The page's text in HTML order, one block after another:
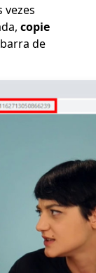
vezes
copie
de